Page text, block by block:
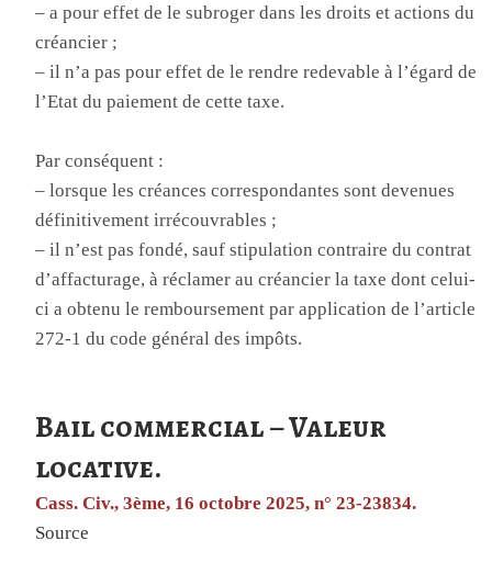
– a pour effet de le subroger dans les droits et actions du
créancier ;
– il n’a pas pour effet de le rendre redevable à l’égard de
l’Etat du paiement de cette taxe.
Par conséquent :
– lorsque les créances correspondantes sont devenues
définitivement irrécouvrables ;
– il n’est pas fondé, sauf stipulation contraire du contrat
d’affacturage, à réclamer au créancier la taxe dont celui-
ci a obtenu le remboursement par application de l’article
272-1 du code général des impôts.
Bail commercial – Valeur
locative.
Cass. Civ., 3ème, 16 octobre 2025, n° 23-23834.
Source